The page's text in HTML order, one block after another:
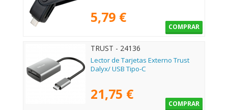
5,79 €
COMPRAR
TRUST - 24136
Lector de Tarjetas Externo Trust
Dalyx/ USB Tipo-C
21,75 €
COMPRAR